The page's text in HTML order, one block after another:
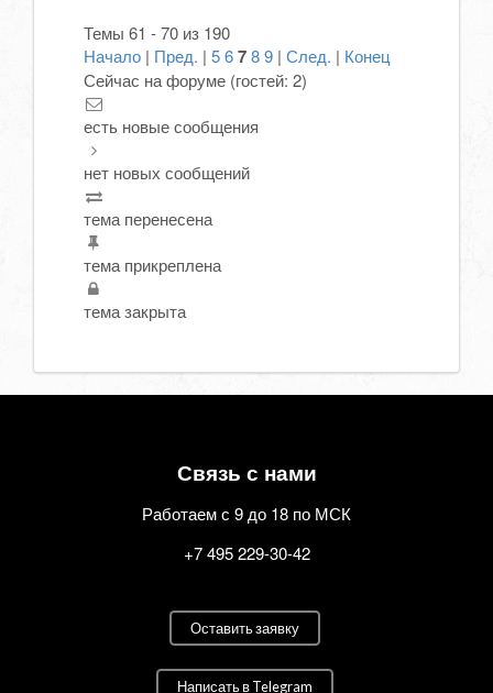
Темы 61 - 70 из 190
Начало | Пред. | 56789 | След. | Конец
Сейчас на форуме (гостей: 2)
есть новые сообщения
нет новых сообщений
тема перенесена
тема прикреплена
тема закрыта
Связь с нами
Работаем с 9 до 18 по МСК
+7 495 229-30-42
Оставить заявку
Написать в Telegram